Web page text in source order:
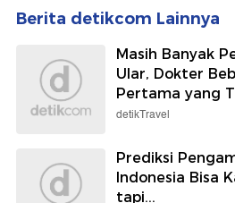
Berita detikcom Lainnya
Masih Banyak
Ular, Dokter
Pertama yang
detikTravel
Prediksi
Indonesia Bisa
tapi...